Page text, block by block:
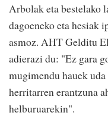
Arbolak eta bestelako
dagoeneko eta hesiak
asmoz. AHT Gelditu
adierazi du: "Ez gara
mugimendu hauek
herritarren erantzuna
helburuarekin".